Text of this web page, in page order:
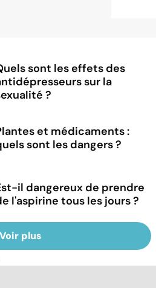
sont les effets des
sur la
?
et médicaments :
sont les dangers ?
il dangereux de prendre
l'aspirine tous les jours ?
Voir plus